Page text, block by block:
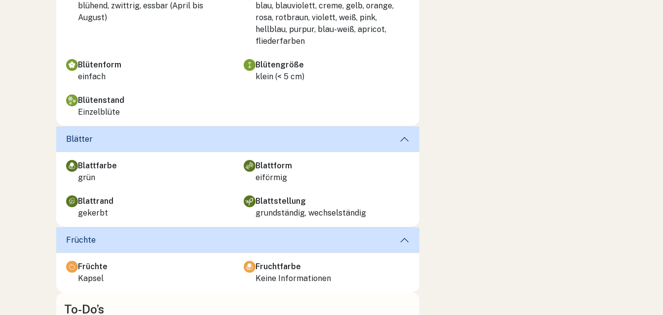
blühend, zwittrig, essbar (April bis
August)
blau, blauviolett, creme, gelb, orange,
rosa, rotbraun, violett, weiß, pink,
hellblau, purpur, blau-weiß, apricot,
fliederfarben
Blütenform
einfach
Blütengröße
klein (< 5 cm)
Blütenstand
Einzelblüte
Blätter
Blattfarbe
grün
Blattform
eiförmig
Blattrand
gekerbt
Blattstellung
grundständig, wechselständig
Früchte
Früchte
Kapsel
Fruchtfarbe
Keine Informationen
To-Do’s